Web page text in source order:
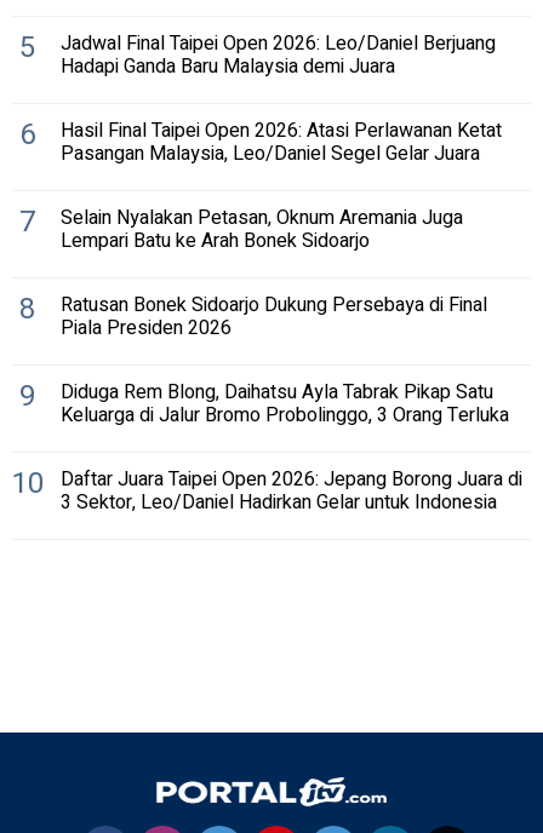
5 Jadwal Final Taipei Open 2026: Leo/Daniel Berjuang
Hadapi Ganda Baru Malaysia demi Juara
6 Hasil Final Taipei Open 2026: Atasi Perlawanan Ketat
Pasangan Malaysia, Leo/Daniel Segel Gelar Juara
7 Selain Nyalakan Petasan, Oknum Aremania Juga
Lempari Batu ke Arah Bonek Sidoarjo
8 Ratusan Bonek Sidoarjo Dukung Persebaya di Final
Piala Presiden 2026
9 Diduga Rem Blong, Daihatsu Ayla Tabrak Pikap Satu
Keluarga di Jalur Bromo Probolinggo, 3 Orang Terluka
10 Daftar Juara Taipei Open 2026: Jepang Borong Juara di
3 Sektor, Leo/Daniel Hadirkan Gelar untuk Indonesia